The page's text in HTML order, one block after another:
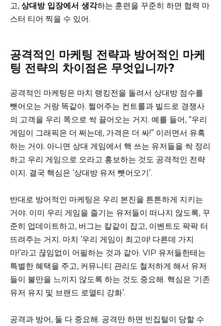
고, 상대방 입장에서 생각하는 훈련을 꾸준히 하면 협력 마
스터 티어 찍을 수 있어.
공격적인 마케팅 전략과 방어적인 마케
팅 전략의 차이점은 무엇입니까?
공격적인 마케팅은 마치 랭킹전을 돌려서 상대방 점수를
뺏어오는 거랑 똑같아. 쩔어주는 컨트롤과 빌드로 경쟁사
의 고객을 우리 쪽으로 싹 끌어오는 거지. 예를 들어, “우리
게임이 그래픽은 더 쩌는데, 가격은 더 싸!” 이러면서 유혹
하는 거야. 아니면 상대 게임에서 핵 쓰는 유저들을 싹 정리
하고 우리 게임으로 오라고 홍보하는 것도 공격적인 전략
이지. 결국 핵심은 ‘상대방 유저 뺏어오기’.
반대로 방어적인 마케팅은 우리 본진을 튼튼하게 지키는
거야. 이미 우리 게임을 즐기는 유저들이 떠나지 않도록, 꾸
준히 업데이트하고, 버그는 칼같이 잡고, 이벤트도 팍팍 터
뜨려주는 거지. 마치 ‘우리 게임이 최고야! 다른데 가지
마!’라고 끊임없이 어필하는 것과 같아. VIP 유저들한테는
특별한 혜택을 주고, 커뮤니티 관리도 철저하게 해서 유저
들이 불만을 느끼지 않도록 하는 것도 중요해. 핵심은 ‘기존
유저 유지 및 브랜드 로열티 강화’.
공격과 방어, 둘 다 중요해. 공격만 하면 빈집털이 당할 수